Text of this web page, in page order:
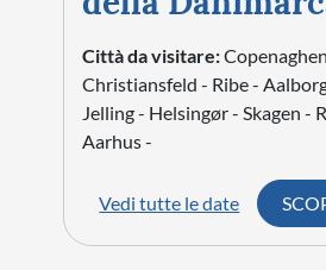
Città da visitare:
Christiansfeld - Ribe -
Jelling - Helsingør - Skagen -
Aarhus -
Vedi tutte le date